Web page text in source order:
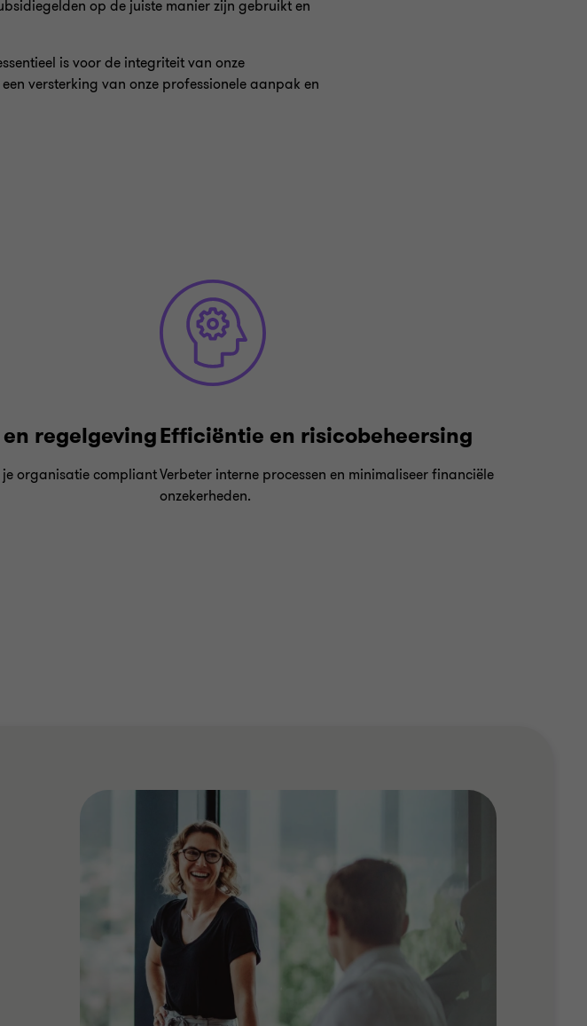
op de juiste manier zijn gebruikt en
is voor de integriteit van onze
versterking van onze professionele aanpak en
regelgeving
je organisatie compliant
Efficiëntie en risicobeheersing
Verbeter interne processen en minimaliseer financiële
onzekerheden.